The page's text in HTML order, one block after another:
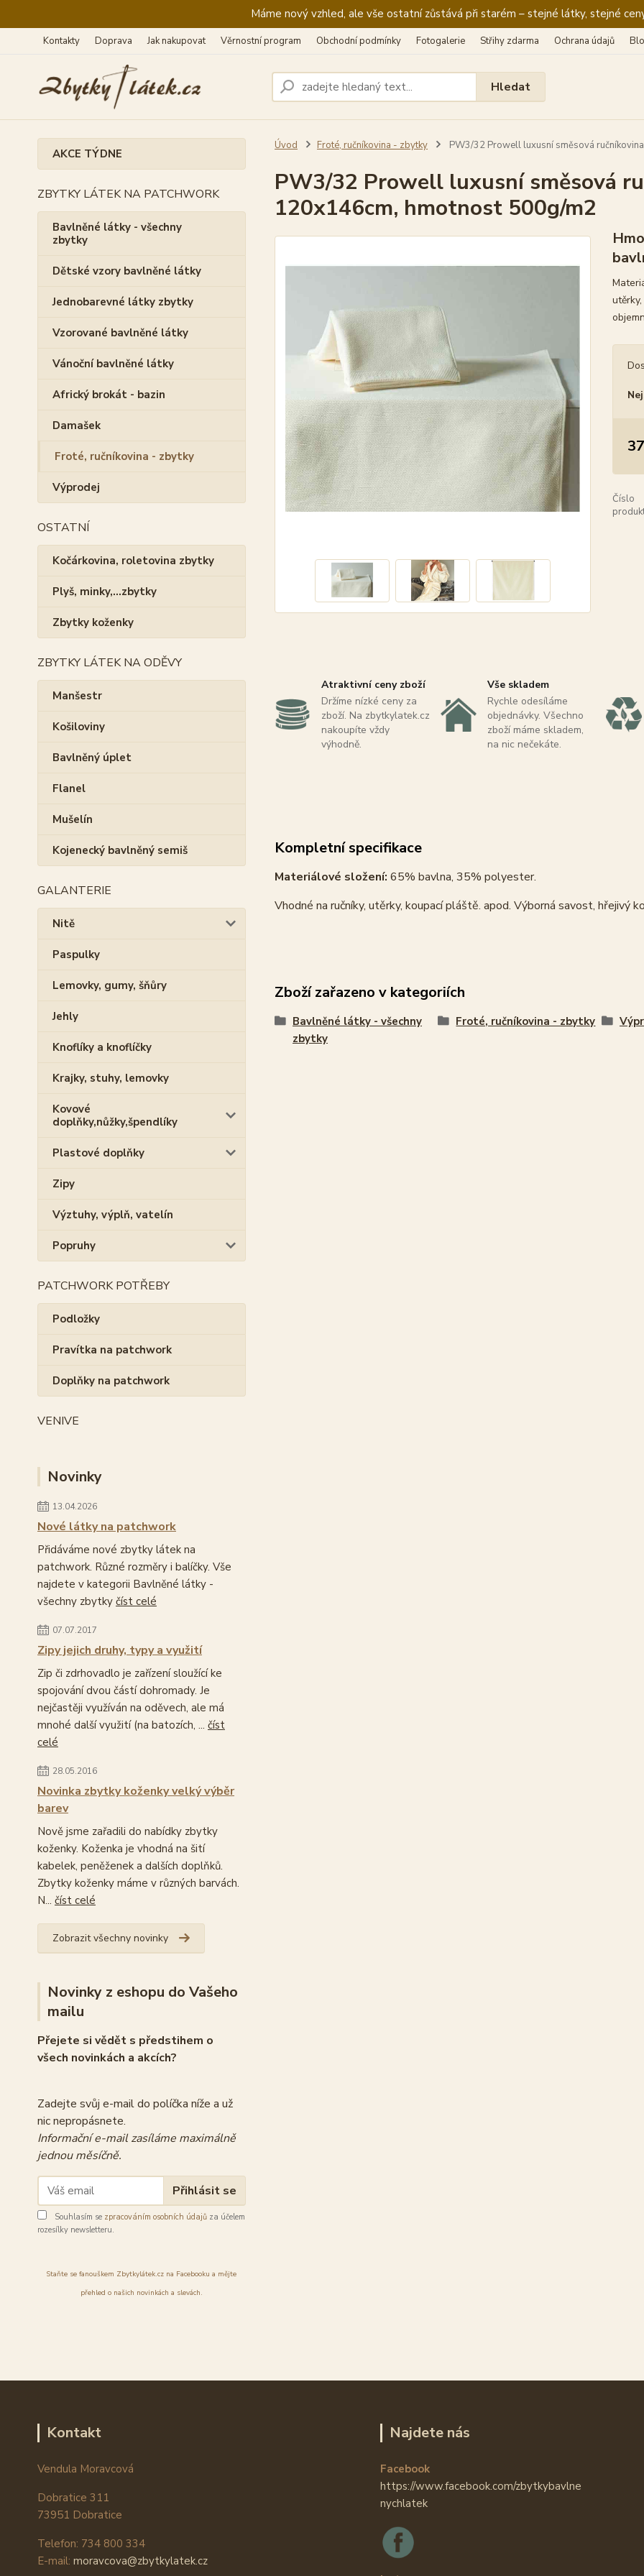
Máme nový vzhled, ale vše ostatní zůstává při starém – stejné látky, stejné
Kontakty Doprava Jak nakupovat Věrnostní program Obchodní podmínky Fotogalerie Střihy zdarma Ochrana údajů
Hledat
AKCE TÝDNE
ZBYTKY LÁTEK NA PATCHWORK
Bavlněné látky - všechny
zbytky
Dětské vzory bavlněné látky
Jednobarevné látky zbytky
Vzorované bavlněné látky
Vánoční bavlněné látky
Africký brokát - bazin
Damašek
Froté, ručníkovina - zbytky
Výprodej
OSTATNÍ
Kočárkovina, roletovina zbytky
Plyš, minky,...zbytky
Zbytky koženky
ZBYTKY LÁTEK NA ODĚVY
Manšestr
Košiloviny
Bavlněný úplet
Flanel
Mušelín
Kojenecký bavlněný semiš
GALANTERIE
Nitě
Paspulky
Lemovky, gumy, šňůry
Jehly
Knoflíky a knoflíčky
Krajky, stuhy, lemovky
Kovové
doplňky,nůžky,špendlíky
Plastové doplňky
Zipy
Výztuhy, výplň, vatelín
Popruhy
PATCHWORK POTŘEBY
Podložky
Pravítka na patchwork
Doplňky na patchwork
VENIVE
Novinky
13.04.2026
Nové látky na patchwork
Přidáváme nové zbytky látek na
patchwork. Různé rozměry i balíčky. Vše
najdete v kategorii Bavlněné látky -
všechny zbytky číst celé
07.07.2017
Zipy jejich druhy, typy a využití
Zip či zdrhovadlo je zařízení sloužící ke
spojování dvou částí dohromady. Je
nejčastěji využíván na oděvech, ale má
mnohé další využití (na batozích, ... číst
celé
28.05.2016
Novinka zbytky koženky velký výběr
barev
Nově jsme zařadili do nabídky zbytky
koženky. Koženka je vhodná na šití
kabelek, peněženek a dalších doplňků.
Zbytky koženky máme v různých barvách.
N... číst celé
Zobrazit všechny novinky
Novinky z eshopu do Vašeho
mailu
Přejete si vědět s předstihem o
všech novinkách a akcích?
Zadejte svůj e-mail do políčka níže a už
nic nepropásnete.
Informační e-mail zasíláme maximálně
jednou měsíčně.
Přihlásit se
Souhlasím se zpracováním osobních údajů za účelem
rozesílky newsletteru.
Staňte se fanouškem Zbytkylátek.cz na Facebooku a mějte
přehled o našich novinkách a slevách.
Úvod Froté, ručníkovina - zbytky PW3/32 Prowell luxusní směsová
PW3/32 Prowell luxusní směsová
120x146cm, hmotnost 500g/m2
Číslo
Atraktivní ceny zboží
Držíme nízké ceny za
zboží. Na zbytkylatek.cz
nakoupíte vždy
výhodně.
Vše skladem
Rychle odesíláme
objednávky. Všechno
zboží máme skladem,
na nic nečekáte.
Kompletní specifikace
Materiálové složení: 65% bavlna, 35% polyester.
Vhodné na ručníky, utěrky, koupací pláště. apod. Výborná savost, hřejivý
Zboží zařazeno v kategoriích
Bavlněné látky - všechny
zbytky
Froté, ručníkovina - zbytky
Kontakt
Vendula Moravcová
Dobratice 311
73951 Dobratice
Telefon: 734 800 334
E-mail: moravcova@zbytkylatek.cz
Najdete nás
Facebook
https://www.facebook.com/zbytkybavlne
nychlatek